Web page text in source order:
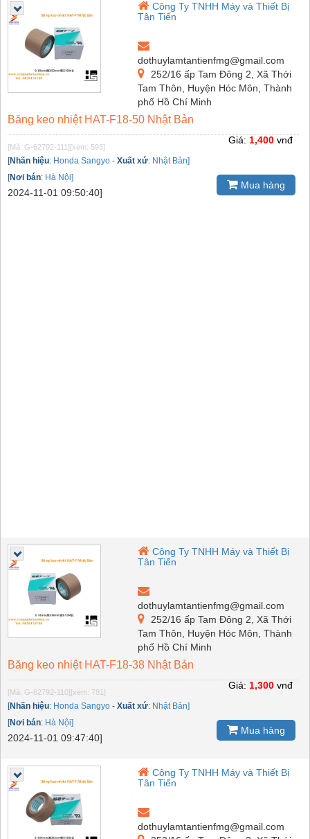
Công Ty TNHH Máy và Thiết Bị
Tân Tiến
dothuylamtantienfmg@gmail.com
252/16 ấp Tam Đông 2, Xã Thới
Tam Thôn, Huyện Hóc Môn, Thành
phố Hồ Chí Minh
Băng keo nhiệt HAT-F18-50 Nhật Bản
[Mã: G-62792-111] [xem: 593]
[Nhãn hiệu: Honda Sangyo - Xuất xứ: Nhật Bản]
[Nơi bán: Hà Nội]
2024-11-01 09:50:40]
Giá: 1,400 vnđ
Mua hàng
Công Ty TNHH Máy và Thiết Bị
Tân Tiến
dothuylamtantienfmg@gmail.com
252/16 ấp Tam Đông 2, Xã Thới
Tam Thôn, Huyện Hóc Môn, Thành
phố Hồ Chí Minh
Băng keo nhiệt HAT-F18-38 Nhật Bản
[Mã: G-62792-110] [xem: 781]
[Nhãn hiệu: Honda Sangyo - Xuất xứ: Nhật Bản]
[Nơi bán: Hà Nội]
2024-11-01 09:47:40]
Giá: 1,300 vnđ
Mua hàng
Công Ty TNHH Máy và Thiết Bị
Tân Tiến
dothuylamtantienfmg@gmail.com